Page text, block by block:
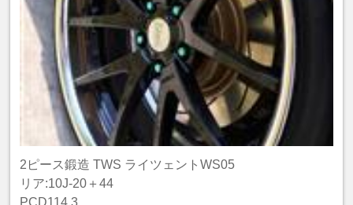
2ピース鍛造 TWS ライツェントWS05
リア:10J-20＋44
PCD114.3